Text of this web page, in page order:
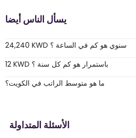
يسأل الناس أيضا
24,240 KWD سنوي هو كم في الساعة ؟
12 KWD باستمرار هو كم كل سنة ؟
ما هو متوسط الراتب في الكويت؟
الأسئلة المتداولة